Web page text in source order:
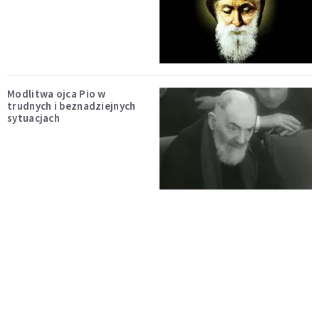
Modlitwa ojca Pio w
trudnych i beznadziejnych
sytuacjach